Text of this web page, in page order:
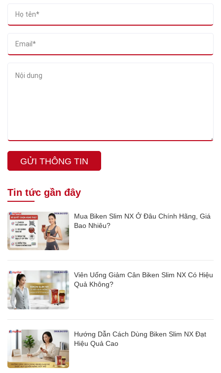
GỬI THÔNG TIN
Tin tức gần đây
Mua Biken Slim NX Ở Đâu Chính Hãng, Giá
Bao Nhiêu?
Viên Uống Giảm Cân Biken Slim NX Có Hiệu
Quả Không?
Hướng Dẫn Cách Dùng Biken Slim NX Đạt
Hiệu Quả Cao